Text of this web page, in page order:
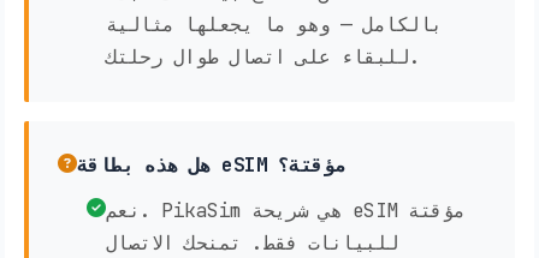
بالكامل — وهو ما يجعلها مثالية
للبقاء على اتصال طوال رحلتك.
هل هذه بطاقة eSIM مؤقتة؟
نعم. PikaSim هي شريحة eSIM مؤقتة
للبيانات فقط. تمنحك الاتصال